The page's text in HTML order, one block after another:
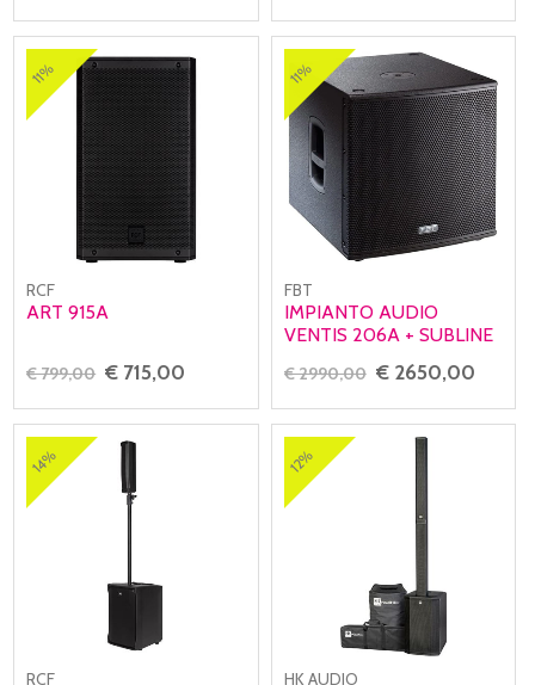
11%
RCF
ART 915A
€ 799,00 € 715,00
11%
FBT
IMPIANTO AUDIO
VENTIS 206A + SUBLINE
€ 2990,00 € 2650,00
14%
RCF
12%
HK AUDIO